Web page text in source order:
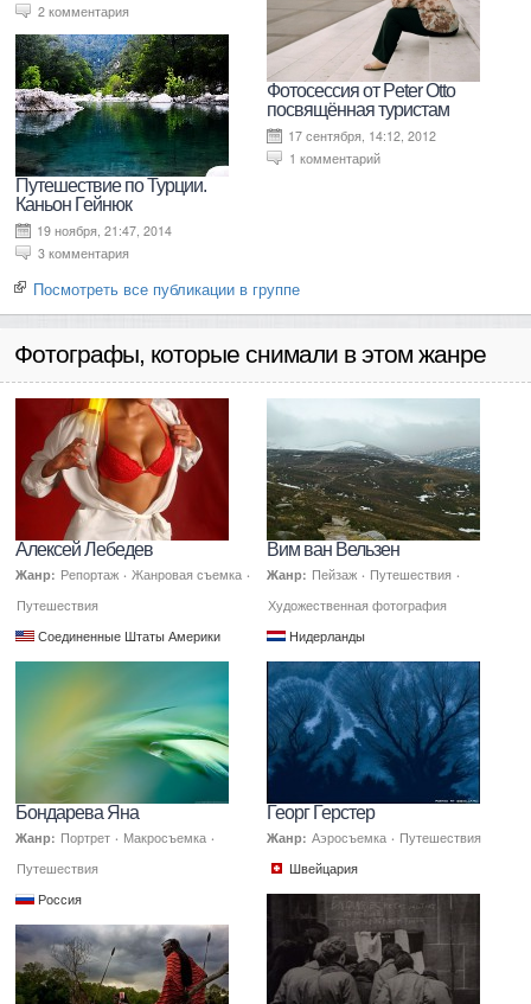
2 комментария
Путешествие по Турции.
Каньон Гейнюк
19 ноября, 21:47, 2014
3 комментария
Фотосессия от Peter Otto
посвящённая туристам
17 сентября, 14:12, 2012
1 комментарий
Посмотреть все публикации в группе
Фотографы, которые снимали в этом жанре
Алексей Лебедев
Жанр: Репортаж · Жанровая съемка ·
Путешествия
Соединенные Штаты Америки
Бондарева Яна
Жанр: Портрет · Макросъемка ·
Путешествия
Россия
Вим ван Вельзен
Жанр: Пейзаж · Путешествия ·
Художественная фотография
Нидерланды
Георг Герстер
Жанр: Аэросъемка · Путешествия
Швейцария